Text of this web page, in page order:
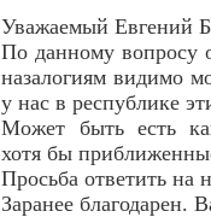
Уважаемый Евгений
По данному вопросу
назалогиям видимо
у нас в республике
Может быть есть
хотя бы
Просьба ответить на
Заранее благодарен.